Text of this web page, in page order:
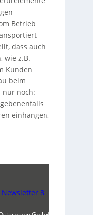
Betrieb
dass auch
wie z.B.
Kunden
beim
nur noch:
einhängen,
Newsletter 8